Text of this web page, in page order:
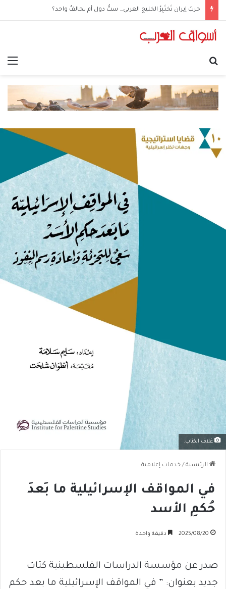
حربُ إيران تَختَبِرُ الخليج العربي… ستُّ دول أم تحالفٌ واحد؟
غلاف الكتاب.
الرئيسية / خدمات إعلامية
في المواقف الإسرائيلية ما بَعدَ
حُكمِ الأسد
2025/08/20 دقيقة واحدة
صدر عن مؤسسة الدراسات الفلسطينية كتابٌ
جديد بعنوان: ” في المواقف الإسرائيلية ما بعد حكم